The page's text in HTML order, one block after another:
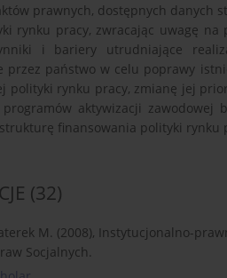
prawnych, dostępnych danych
rynku pracy, zwracając uwagę na
i bariery utrudniające
przez państwo w celu poprawy
polityki rynku pracy, zmianę jej
aktywizacji zawodowej
finansowania polityki rynku
(32)
M. (2008), Instytucjonalno-
Socjalnych.